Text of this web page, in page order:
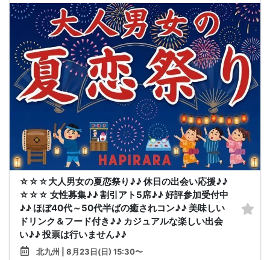
☆☆☆大人男女の夏恋祭り♪♪ 休日の出会い応援♪♪
☆☆☆ 女性募集♪♪ 割引アト5席♪♪ 好評参加受付中
♪♪ ほぼ40代～50代半ばの癒されコン♪♪ 美味しい
ドリンク＆フード付き♪♪ カジュアルな楽しい出会
い♪♪ 投票は行いません♪♪
北九州 | 8月23日(日) 15:30〜